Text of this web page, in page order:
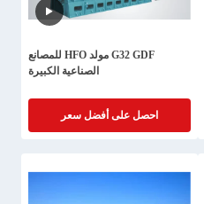
G32 GDF مولد HFO للمصانع
الصناعية الكبيرة
احصل على أفضل سعر